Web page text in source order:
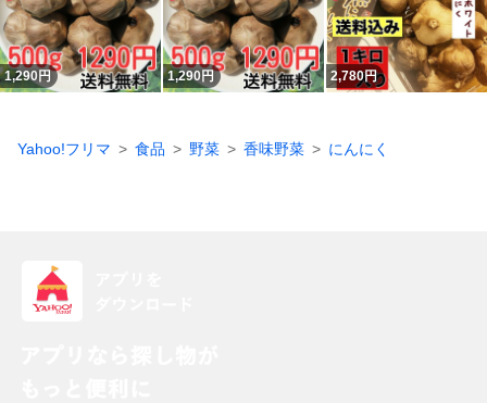
1,290円 1,290円 2,780円
Yahoo!フリマ 食品 野菜 香味野菜 にんにく